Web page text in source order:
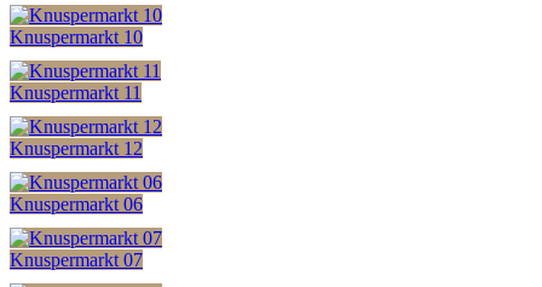
Knuspermarkt 10
Knuspermarkt 11
Knuspermarkt 12
Knuspermarkt 06
Knuspermarkt 07